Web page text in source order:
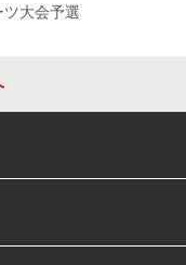
大会予選